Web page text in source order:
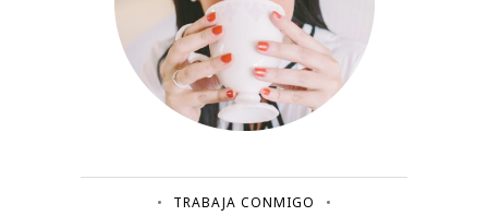
TRABAJA CONMIGO